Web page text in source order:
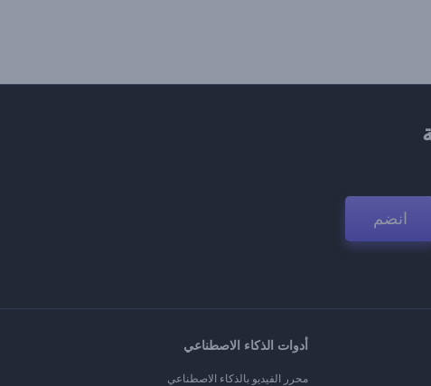
انضم
أدوات الذكاء الاصطناعي
محرر الفيديو بالذكاء الاصطناعي